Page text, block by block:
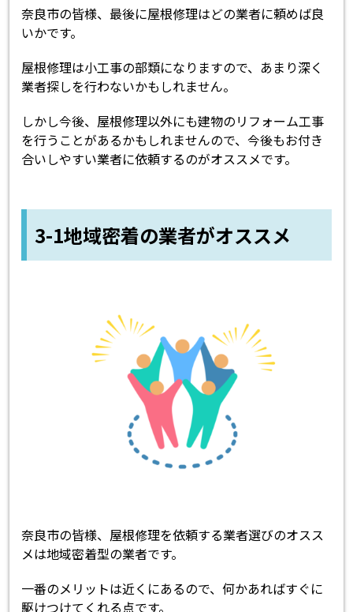
奈良市の皆様、最後に屋根修理はどの業者に頼めば良
いかです。
屋根修理は小工事の部類になりますので、あまり深く
業者探しを行わないかもしれません。
しかし今後、屋根修理以外にも建物のリフォーム工事
を行うことがあるかもしれませんので、今後もお付き
合いしやすい業者に依頼するのがオススメです。
3-1地域密着の業者がオススメ
奈良市の皆様、屋根修理を依頼する業者選びのオスス
メは地域密着型の業者です。
一番のメリットは近くにあるので、何かあればすぐに
駆けつけてくれる点です。